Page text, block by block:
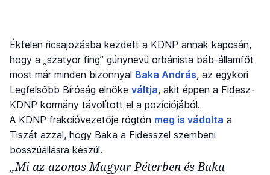
Éktelen ricsajozásba kezdett a KDNP annak kapcsán,
hogy a „szatyor fing” gúnynevű orbánista báb-államfőt
most már minden bizonnyal Baka András, az egykori
Legfelsőbb Bíróság elnöke váltja, akit éppen a Fidesz-
KDNP kormány távolított el a pozíciójából.
A KDNP frakcióvezetője rögtön meg is vádolta a
Tiszát azzal, hogy Baka a Fidesszel szembeni
bosszúállásra készül.
„Mi az azonos Magyar Péterben és Baka